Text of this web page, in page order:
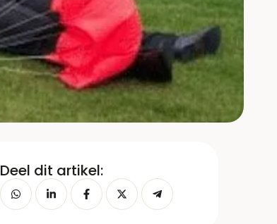
Deel dit artikel: